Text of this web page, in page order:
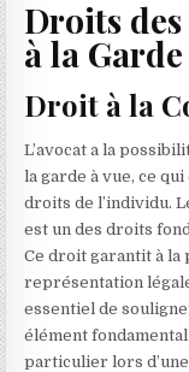
Droits des
à la
Droit à la
L’avocat a la
la garde à vue, ce
droits de l’individu.
est un des droits
Ce droit garantit à la
représentation
essentiel de
élément
particulier lors